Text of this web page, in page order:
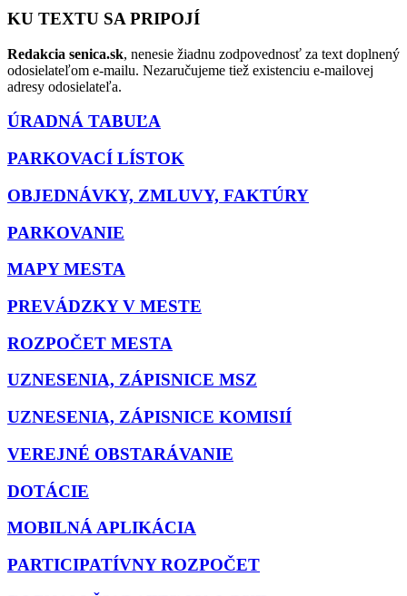
KU TEXTU SA PRIPOJÍ
Redakcia senica.sk, nenesie žiadnu zodpovednosť za text doplnený
odosielateľom e-mailu. Nezaručujeme tiež existenciu e-mailovej
adresy odosielateľa.
ÚRADNÁ TABUĽA
PARKOVACÍ LÍSTOK
OBJEDNÁVKY, ZMLUVY, FAKTÚRY
PARKOVANIE
MAPY MESTA
PREVÁDZKY V MESTE
ROZPOČET MESTA
UZNESENIA, ZÁPISNICE MSZ
UZNESENIA, ZÁPISNICE KOMISIÍ
VEREJNÉ OBSTARÁVANIE
DOTÁCIE
MOBILNÁ APLIKÁCIA
PARTICIPATÍVNY ROZPOČET